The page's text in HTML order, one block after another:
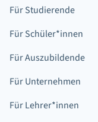
Für Studierende
Für Schüler*innen
Für Auszubildende
Für Unternehmen
Für Lehrer*innen